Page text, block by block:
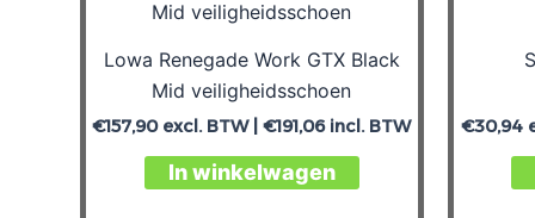
Lowa Renegade Work GTX Black
Mid veiligheidsschoen
€157,90excl. BTW |€191,06incl. BTW
In winkelwagen
€30,94